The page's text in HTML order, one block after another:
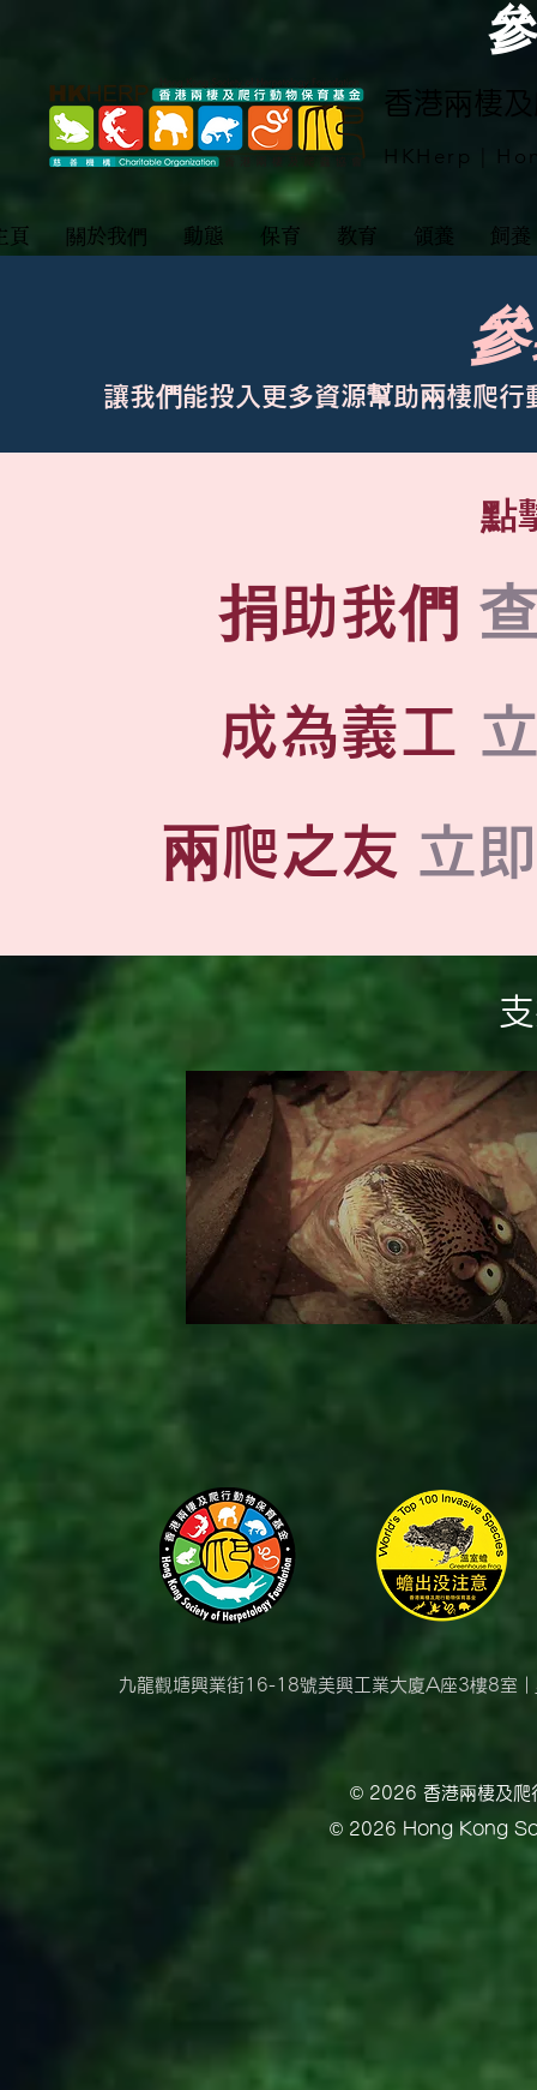
香港兩棲
HKHerp |
頁 關於我們 動態 保育 教育 領養 飼養
讓我們能投入更多資源幫助兩棲爬
點
​捐助我們
成為義工
兩爬之友 立
九龍觀塘興業街16-18號美興工業大廈A座3樓8室 |
© 2026 香港兩棲及爬
© 2026 Hong Kong